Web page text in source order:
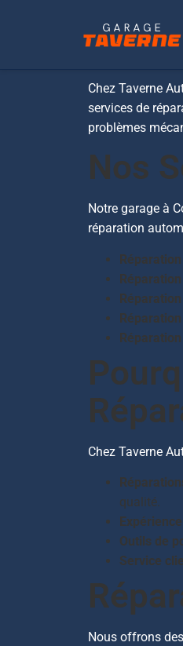
Chez Taverne
services de
problèmes
Nos
Notre garage à
réparation
Chez Taverne
qualité.
Outils de
Service
Nous offrons